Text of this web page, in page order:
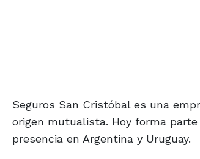
Seguros San Cristóbal es una
origen mutualista. Hoy forma
presencia en Argentina y Uruguay.